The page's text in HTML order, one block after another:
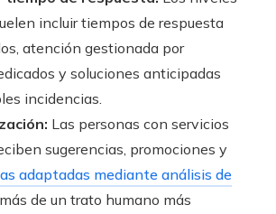
incluir tiempos de respuesta
atención gestionada por
y soluciones anticipadas
incidencias.
Las personas con servicios
sugerencias, promociones y
adaptadas mediante análisis de
de un trato humano más